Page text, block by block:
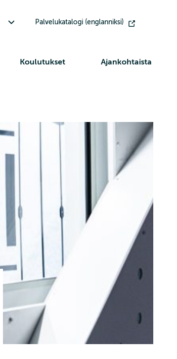
Palvelukatalogi (englanniksi)
Koulutukset Ajankohtaista